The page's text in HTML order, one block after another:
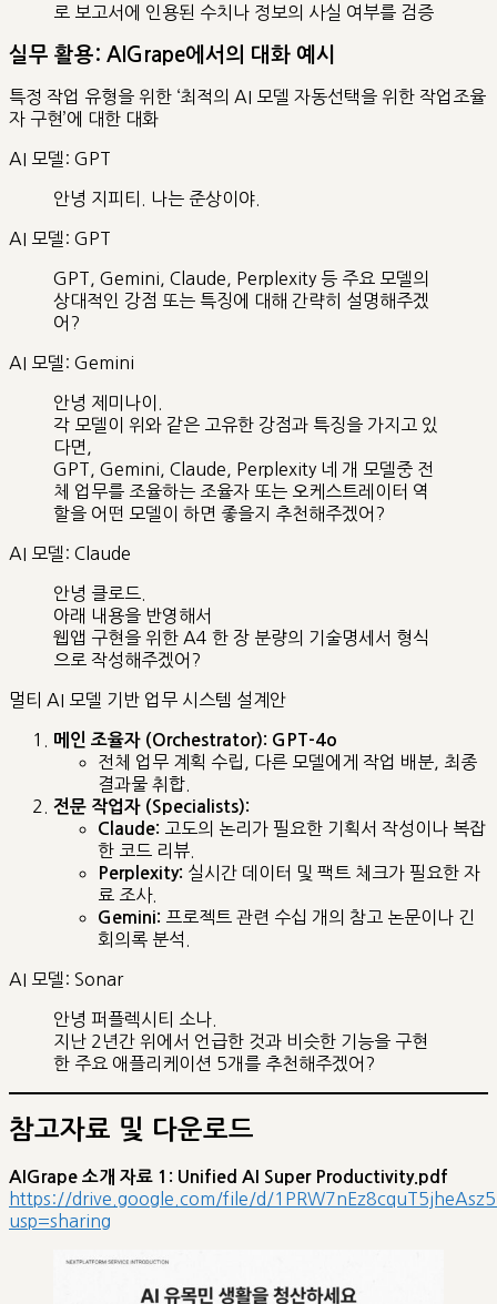
로 보고서에 인용된 수치나 정보의 사실 여부를 검증
실무 활용: AIGrape에서의 대화 예시
특정 작업 유형을 위한 ‘최적의 AI 모델 자동선택을 위한 작업조율
자 구현’에 대한 대화
AI 모델: GPT
안녕 지피티. 나는 준상이야.
AI 모델: GPT
GPT, Gemini, Claude, Perplexity 등 주요 모델의
상대적인 강점 또는 특징에 대해 간략히 설명해주겠
어?
AI 모델: Gemini
안녕 제미나이.
각 모델이 위와 같은 고유한 강점과 특징을 가지고 있
다면,
GPT, Gemini, Claude, Perplexity 네 개 모델중 전
체 업무를 조율하는 조율자 또는 오케스트레이터 역
할을 어떤 모델이 하면 좋을지 추천해주겠어?
AI 모델: Claude
안녕 클로드.
아래 내용을 반영해서
웹앱 구현을 위한 A4 한 장 분량의 기술명세서 형식
으로 작성해주겠어?
멀티 AI 모델 기반 업무 시스템 설계안
메인 조율자 (Orchestrator): GPT-4o
전체 업무 계획 수립, 다른 모델에게 작업 배분, 최종
결과물 취합.
전문 작업자 (Specialists):
Claude: 고도의 논리가 필요한 기획서 작성이나 복잡
한 코드 리뷰.
Perplexity: 실시간 데이터 및 팩트 체크가 필요한 자
료 조사.
Gemini: 프로젝트 관련 수십 개의 참고 논문이나 긴
회의록 분석.
AI 모델: Sonar
안녕 퍼플렉시티 소나.
지난 2년간 위에서 언급한 것과 비슷한 기능을 구현
한 주요 애플리케이션 5개를 추천해주겠어?
참고자료 및 다운로드
AIGrape 소개 자료 1: Unified AI Super Productivity.pdf
https://drive.google.com/file/d/
usp=sharing